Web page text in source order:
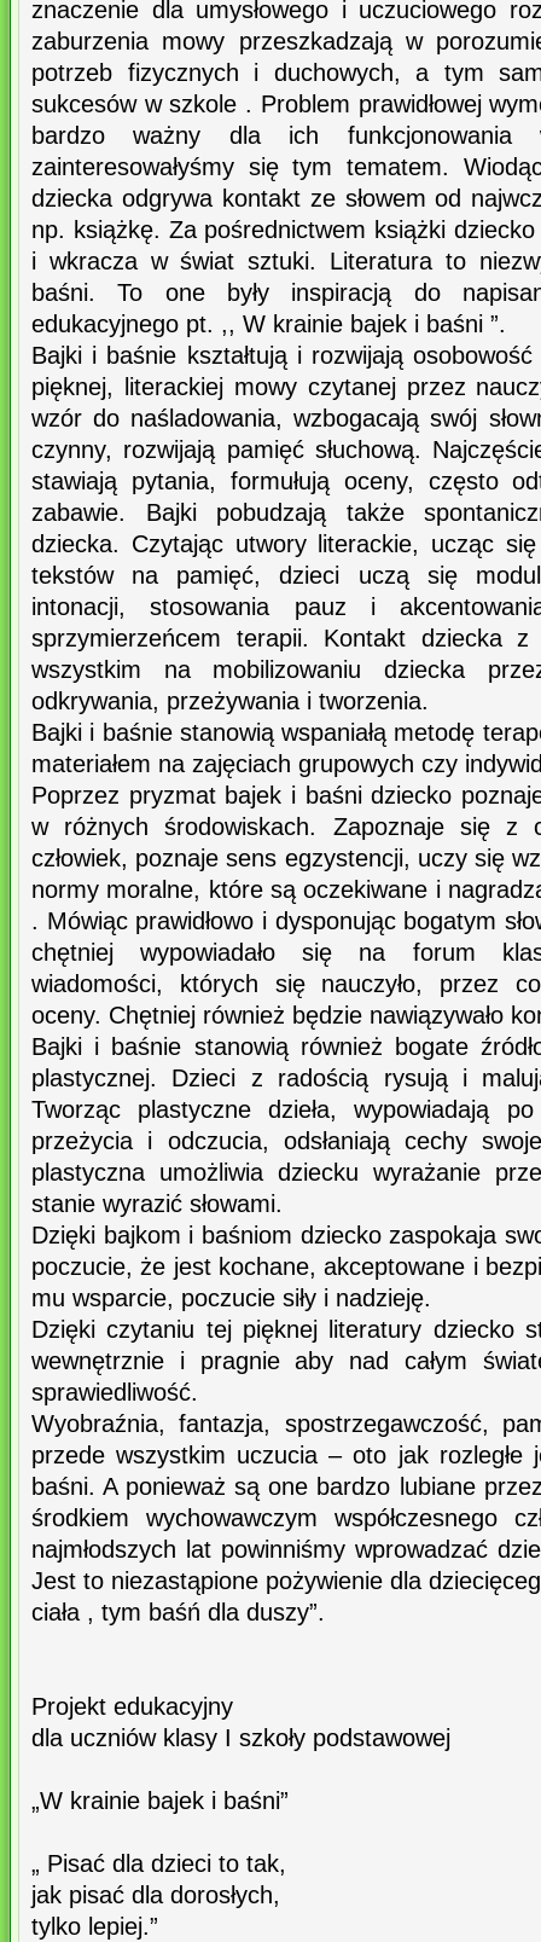
znaczenie dla umysłowego i uczuciowego
zaburzenia mowy przeszkadzają w
potrzeb fizycznych i duchowych, a tym
sukcesów w szkole . Problem prawidłowej
bardzo ważny dla ich
zainteresowałyśmy się tym tematem.
dziecka odgrywa kontakt ze słowem od
np. książkę. Za pośrednictwem książki
i wkracza w świat sztuki. Literatura to
baśni. To one były inspiracją do
edukacyjnego pt. ,, W krainie bajek i baśni ”.
Bajki i baśnie kształtują i rozwijają
pięknej, literackiej mowy czytanej przez
wzór do naśladowania, wzbogacają swój
czynny, rozwijają pamięć słuchową.
stawiają pytania, formułują oceny, często
zabawie. Bajki pobudzają także
dziecka. Czytając utwory literackie, ucząc
tekstów na pamięć, dzieci uczą się
intonacji, stosowania pauz i
sprzymierzeńcem terapii. Kontakt dziecka
wszystkim na mobilizowaniu dziecka
odkrywania, przeżywania i tworzenia.
Bajki i baśnie stanowią wspaniałą metodę
materiałem na zajęciach grupowych czy
Poprzez pryzmat bajek i baśni dziecko
w różnych środowiskach. Zapoznaje się z
człowiek, poznaje sens egzystencji, uczy się
normy moralne, które są oczekiwane i
. Mówiąc prawidłowo i dysponując bogatym
chętniej wypowiadało się na forum
wiadomości, których się nauczyło, przez
oceny. Chętniej również będzie nawiązywało
Bajki i baśnie stanowią również bogate
plastycznej. Dzieci z radością rysują i
Tworząc plastyczne dzieła, wypowiadają
przeżycia i odczucia, odsłaniają cechy
plastyczna umożliwia dziecku wyrażanie
stanie wyrazić słowami.
Dzięki bajkom i baśniom dziecko zaspokaja
poczucie, że jest kochane, akceptowane i
mu wsparcie, poczucie siły i nadzieję.
Dzięki czytaniu tej pięknej literatury dziecko
wewnętrznie i pragnie aby nad całym
sprawiedliwość.
Wyobraźnia, fantazja, spostrzegawczość,
przede wszystkim uczucia – oto jak rozległe
baśni. A ponieważ są one bardzo lubiane
środkiem wychowawczym współczesnego
najmłodszych lat powinniśmy wprowadzać
Jest to niezastąpione pożywienie dla
ciała , tym baśń dla duszy”.
Projekt edukacyjny
dla uczniów klasy I szkoły podstawowej
„W krainie bajek i baśni”
„ Pisać dla dzieci to tak,
jak pisać dla dorosłych,
tylko lepiej.”